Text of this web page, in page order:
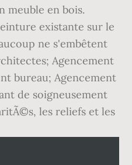
meuble en bois.
existante sur le
ne s'embêtent
Agencement
bureau; Agencement
de soigneusement
les reliefs et les